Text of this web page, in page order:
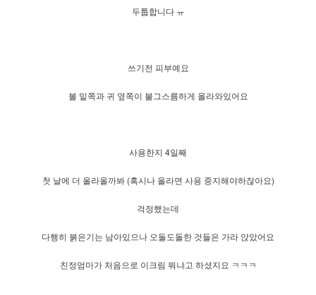
두툽합니다 ㅠ
쓰기전 피부예요
볼 밑쪽과 귀 옆쪽이 불그스름하게 올라와있어요
사용한지 4일째
첫 날에 더 올라올까봐 (혹시나 올라면 사용 중지해야하잖아요)
걱정했는데
다행히 붉은기는 남아있으나 오돌도돌한 것들은 가라 앉았어요
친정엄마가 처음으로 이크림 뭐냐고 하셨지요 ㅋㅋㅋ